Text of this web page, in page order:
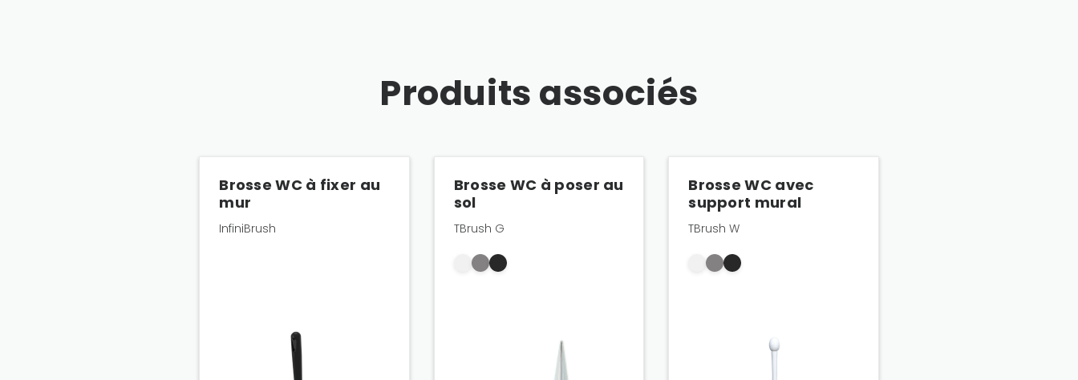
Produits associés
Brosse WC à fixer au
mur
InfiniBrush
Brosse WC à poser au
sol
TBrush G
Brosse WC avec
support mural
TBrush W